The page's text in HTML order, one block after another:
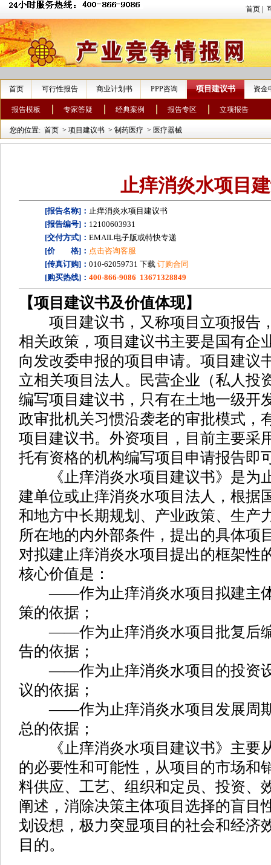
首页
首页 可行性报告 商业计划书 PPP咨询 项目建议书 资金
报告模板 专家答疑 经典案例 报告专区 立项报告
您的位置: 首页 > 项目建议书 > 制药医疗 > 医疗器械
止痒消炎水项目
[报告名称]： 止痒消炎水项目建议书
[报告编号]： 12100603931
[交付方式]： EMAIL电子版或特快专递
[价 格]： 点击咨询客服
[传真订购]： 010-62059731 下载 订购合同
[购买热线]： 400-866-9086 13671328849
【项目建议书及价值体现】
项目建议书，又称项目立项报告
相关政策，项目建议书主要是国有企
向发改委申报的项目申请。项目建议
立相关项目法人。民营企业（私人投
编写项目建议书，只有在土地一级开
政审批机关习惯沿袭老的审批模式，
项目建议书。外资项目，目前主要采
托有资格的机构编写项目申请报告即
《止痒消炎水项目建议书》是为
建单位或止痒消炎水项目法人，根据
和地方中长期规划、产业政策、生产
所在地的内外部条件，提出的具体项
对拟建止痒消炎水项目提出的框架性
核心价值是：
——作为止痒消炎水项目拟建主体
策的依据；
——作为止痒消炎水项目批复后编
告的依据；
——作为止痒消炎水项目的投资设
议的依据；
——作为止痒消炎水项目发展周期
总的依据；
《止痒消炎水项目建议书》主要
的必要性和可能性，从项目的市场和
料供应、工艺、组织和定员、投资、
阐述，消除决策主体项目选择的盲目
划设想，极力突显项目的社会和经济
目的。